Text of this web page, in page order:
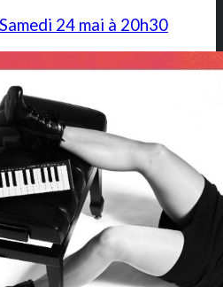
24 mai à 20h30